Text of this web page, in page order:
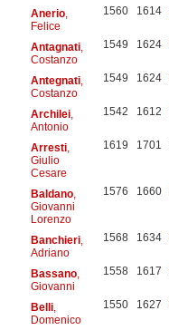
Anerio,
Felice
1560 1614
Antagnati,
Costanzo
1549 1624
Antegnati,
Costanzo
1549 1624
Archilei,
Antonio
1542 1612
Arresti,
Giulio
Cesare
1619 1701
Baldano,
Giovanni
Lorenzo
1576 1660
Banchieri,
Adriano
1568 1634
Bassano,
Giovanni
1558 1617
Belli,
Domenico
1550 1627